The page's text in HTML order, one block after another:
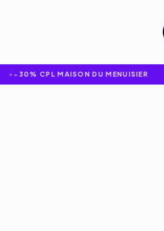
−30% CPL MAISON DU MENUISIER